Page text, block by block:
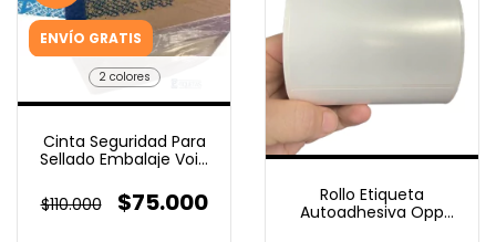
ENVÍO GRATIS
2 colores
Cinta Seguridad Para
Sellado Embalaje Void
$110.000
$75.000
Rollo Etiqueta
Autoadhesiva Opp